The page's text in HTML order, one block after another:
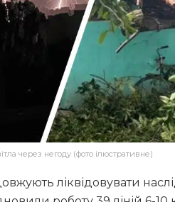
через негоду (фото ілюстративне)
ліквідовувати